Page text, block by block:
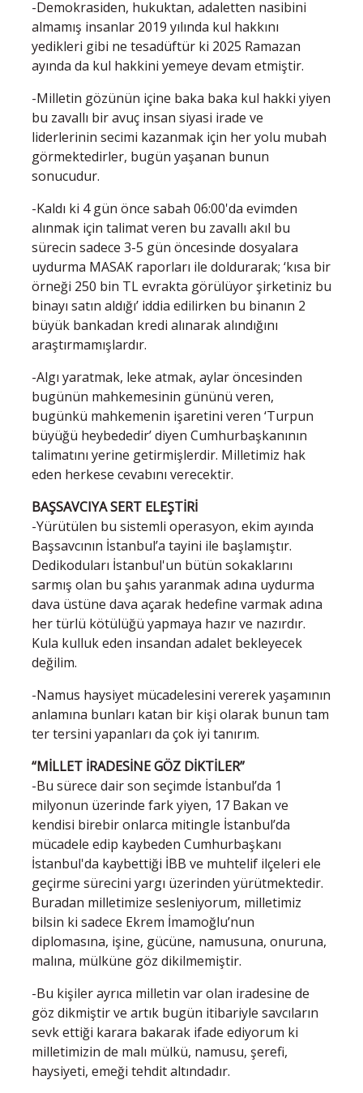
-Demokrasiden, hukuktan, adaletten nasibini
almamış insanlar 2019 yılında kul hakkını
yedikleri gibi ne tesadüftür ki 2025 Ramazan
ayında da kul hakkini yemeye devam etmiştir.
-Milletin gözünün içine baka baka kul hakki yiyen
bu zavallı bir avuç insan siyasi irade ve
liderlerinin secimi kazanmak için her yolu mubah
görmektedirler, bugün yaşanan bunun
sonucudur.
-Kaldı ki 4 gün önce sabah 06:00'da evimden
alınmak için talimat veren bu zavallı akıl bu
sürecin sadece 3-5 gün öncesinde dosyalara
uydurma MASAK raporları ile doldurarak; ‘kısa bir
örneği 250 bin TL evrakta görülüyor şirketiniz bu
binayı satın aldığı’ iddia edilirken bu binanın 2
büyük bankadan kredi alınarak alındığını
araştırmamışlardır.
-Algı yaratmak, leke atmak, aylar öncesinden
bugünün mahkemesinin gününü veren,
bugünkü mahkemenin işaretini veren ‘Turpun
büyüğü heybededir’ diyen Cumhurbaşkanının
talimatını yerine getirmişlerdir. Milletimiz hak
eden herkese cevabını verecektir.
BAŞSAVCIYA SERT ELEŞTİRİ
-Yürütülen bu sistemli operasyon, ekim ayında
Başsavcının İstanbul’a tayini ile başlamıştır.
Dedikoduları İstanbul'un bütün sokaklarını
sarmış olan bu şahıs yaranmak adına uydurma
dava üstüne dava açarak hedefine varmak adına
her türlü kötülüğü yapmaya hazır ve nazırdır.
Kula kulluk eden insandan adalet bekleyecek
değilim.
-Namus haysiyet mücadelesini vererek yaşamının
anlamına bunları katan bir kişi olarak bunun tam
ter tersini yapanları da çok iyi tanırım.
“MİLLET İRADESİNE GÖZ DİKTİLER”
-Bu sürece dair son seçimde İstanbul’da 1
milyonun üzerinde fark yiyen, 17 Bakan ve
kendisi birebir onlarca mitingle İstanbul’da
mücadele edip kaybeden Cumhurbaşkanı
İstanbul'da kaybettiği İBB ve muhtelif ilçeleri ele
geçirme sürecini yargı üzerinden yürütmektedir.
Buradan milletimize sesleniyorum, milletimiz
bilsin ki sadece Ekrem İmamoğlu’nun
diplomasına, işine, gücüne, namusuna, onuruna,
malına, mülküne göz dikilmemiştir.
-Bu kişiler ayrıca milletin var olan iradesine de
göz dikmiştir ve artık bugün itibariyle savcıların
sevk ettiği karara bakarak ifade ediyorum ki
milletimizin de malı mülkü, namusu, şerefi,
haysiyeti, emeği tehdit altındadır.